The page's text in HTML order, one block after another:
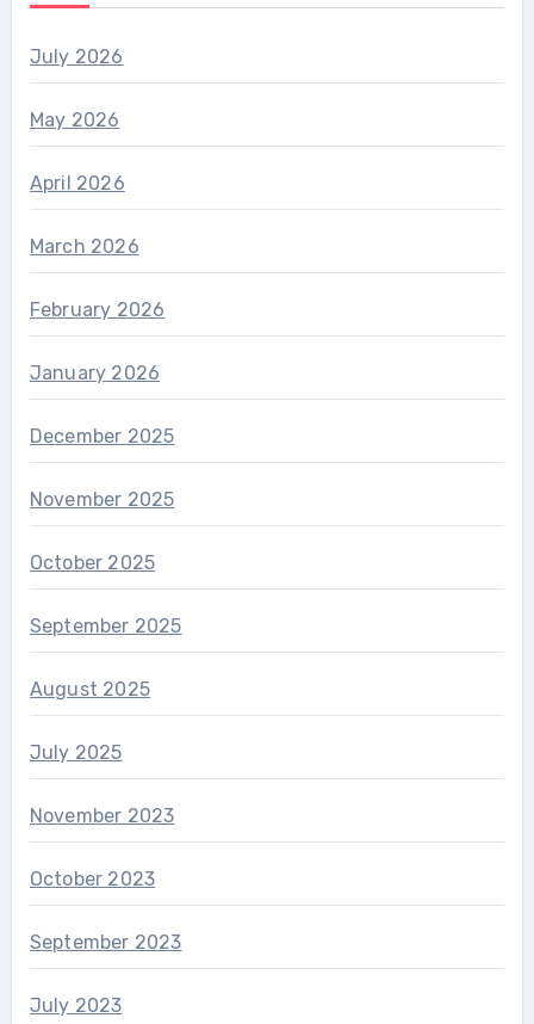
July 2026
May 2026
April 2026
March 2026
February 2026
January 2026
December 2025
November 2025
October 2025
September 2025
August 2025
July 2025
November 2023
October 2023
September 2023
July 2023